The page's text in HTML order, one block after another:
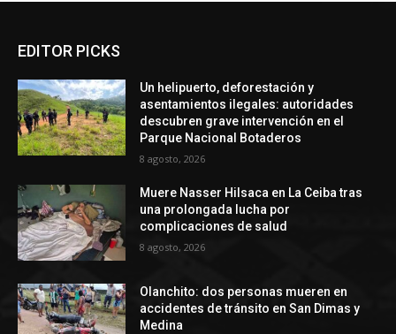
EDITOR PICKS
Un helipuerto, deforestación y
asentamientos ilegales: autoridades
descubren grave intervención en el
Parque Nacional Botaderos
8 agosto, 2026
Muere Nasser Hilsaca en La Ceiba tras
una prolongada lucha por
complicaciones de salud
8 agosto, 2026
Olanchito: dos personas mueren en
accidentes de tránsito en San Dimas y
Medina